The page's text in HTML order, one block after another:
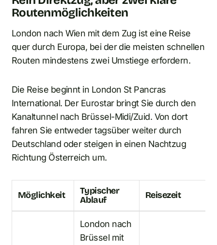
Routenmöglichkeiten
London nach Wien mit dem Zug ist eine Reise
quer durch Europa, bei der die meisten schnellen
Routen mindestens zwei Umstiege erfordern.
Die Reise beginnt in London St Pancras
International. Der Eurostar bringt Sie durch den
Kanaltunnel nach Brüssel-Midi/Zuid. Von dort
fahren Sie entweder tagsüber weiter durch
Deutschland oder steigen in einen Nachtzug
Richtung Österreich um.
Möglichkeit
Typischer
Ablauf
Reisezeit
London nach
Brüssel mit